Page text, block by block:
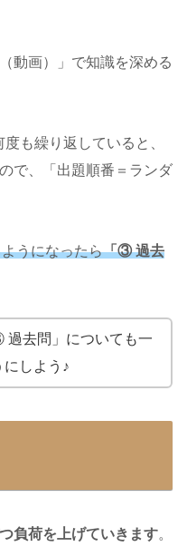
動画）」で知識を深める
も繰り返していると、
で、「出題順番＝ランダ
うになったら「③ 過去
去問」についても一
しよう♪
負荷を上げていきます。